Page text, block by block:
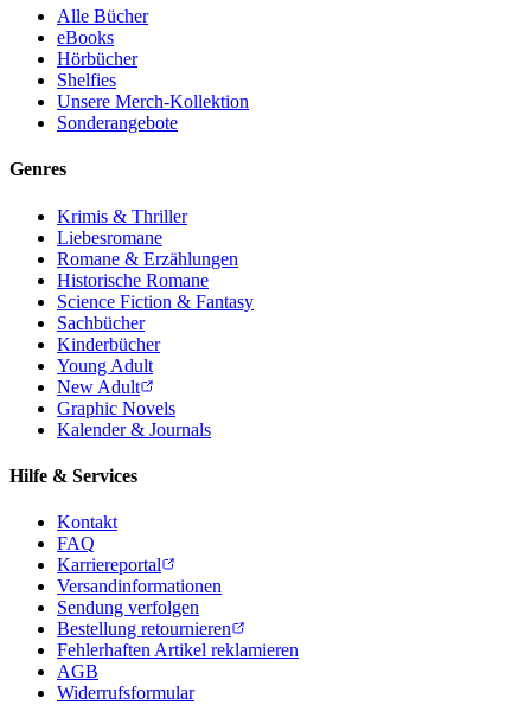
Alle Bücher
eBooks
Hörbücher
Shelfies
Unsere Merch-Kollektion
Sonderangebote
Genres
Krimis & Thriller
Liebesromane
Romane & Erzählungen
Historische Romane
Science Fiction & Fantasy
Sachbücher
Kinderbücher
Young Adult
New Adult
Graphic Novels
Kalender & Journals
Hilfe & Services
Kontakt
FAQ
Karriereportal
Versandinformationen
Sendung verfolgen
Bestellung retournieren
Fehlerhaften Artikel reklamieren
AGB
Widerrufsformular